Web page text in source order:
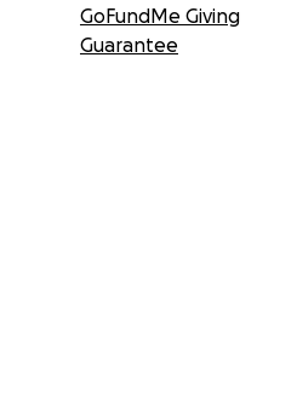
GoFundMe Giving
Guarantee